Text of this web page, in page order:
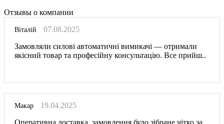
Отзывы о компании
Віталій
07.08.2025
Замовляли силові автоматичні вимикачі — отримали
якісний товар та професійну консультацію. Все прийш..
Макар
19.04.2025
Оперативна доставка, замовлення було зібране чітко за